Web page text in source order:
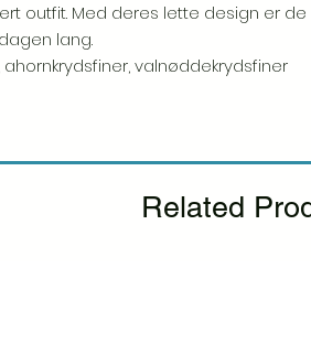
outfit. Med deres lette design er de
lang.
valnøddekrydsfiner
Related